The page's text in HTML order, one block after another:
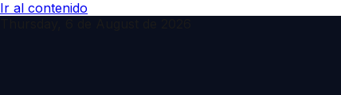
Ir al contenido